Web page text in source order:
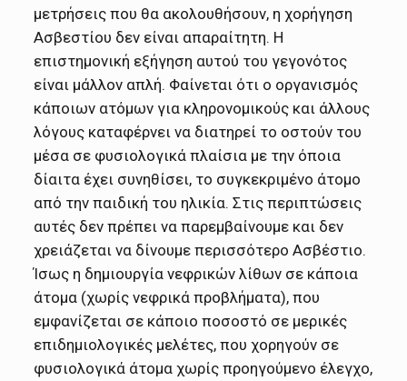
μετρήσεις που θα ακολουθήσουν, η χορήγηση
Ασβεστίου δεν είναι απαραίτητη. Η
επιστημονική εξήγηση αυτού του γεγονότος
είναι μάλλον απλή. Φαίνεται ότι ο οργανισμός
κάποιων ατόμων για κληρονομικούς και άλλους
λόγους καταφέρνει να διατηρεί το οστούν του
μέσα σε φυσιολογικά πλαίσια με την όποια
δίαιτα έχει συνηθίσει, το συγκεκριμένο άτομο
από την παιδική του ηλικία. Στις περιπτώσεις
αυτές δεν πρέπει να παρεμβαίνουμε και δεν
χρειάζεται να δίνουμε περισσότερο Ασβέστιο.
Ίσως η δημιουργία νεφρικών λίθων σε κάποια
άτομα (χωρίς νεφρικά προβλήματα), που
εμφανίζεται σε κάποιο ποσοστό σε μερικές
επιδημιολογικές μελέτες, που χορηγούν σε
φυσιολογικά άτομα χωρίς προηγούμενο έλεγχο,